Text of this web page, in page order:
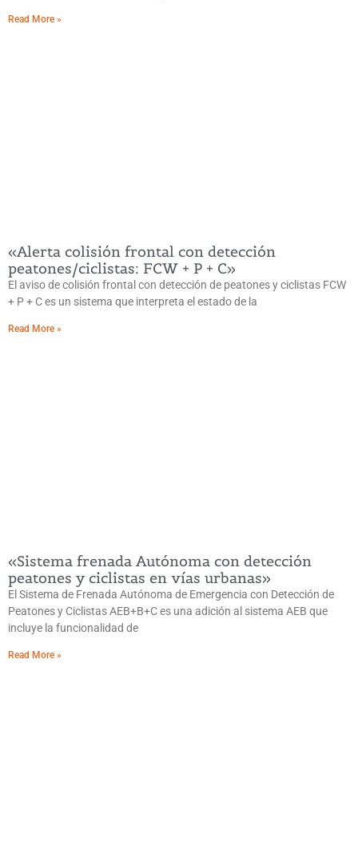
Read More »
«Alerta colisión frontal con detección
peatones/ciclistas: FCW + P + C»
El aviso de colisión frontal con detección de peatones y ciclistas FCW
+ P + C es un sistema que interpreta el estado de la
Read More »
«Sistema frenada Autónoma con detección
peatones y ciclistas en vías urbanas»
El Sistema de Frenada Autónoma de Emergencia con Detección de
Peatones y Ciclistas AEB+B+C es una adición al sistema AEB que
incluye la funcionalidad de
Read More »